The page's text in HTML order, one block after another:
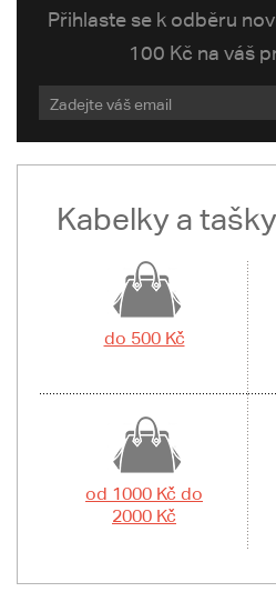
Přihlaste se k odběru
100 Kč na váš
Kabelky a
do 500 Kč
od 1000 Kč do
2000 Kč